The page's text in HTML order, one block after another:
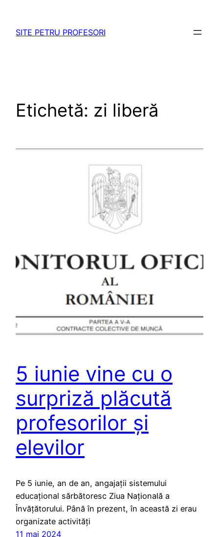
conținut
SITE PETRU PROFESORI
Etichetă: zi liberă
5 iunie vine cu o
surpriză plăcută
profesorilor și
elevilor
Pe 5 iunie, an de an, angajații sistemului
educațional sărbătoresc Ziua Națională a
Învățătorului. Până în prezent, în această zi erau
organizate activități
11 mai 2024